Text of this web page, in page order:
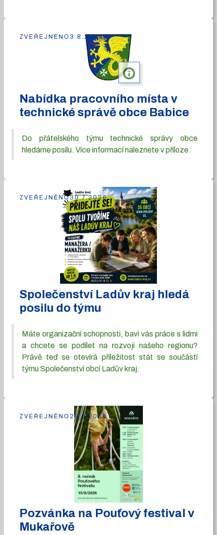
info
Nabídka pracovního místa v
technické správě obce Babice
Do přátelského týmu technické správy obce
hledáme posilu. Více informací naleznete v příloze.
ZVEŘEJNĚNO 3.8.2026
Společenství Ladův kraj hledá
posilu do týmu
Máte organizační schopnosti, baví vás práce s lidmi
a chcete se podílet na rozvoji našeho regionu?
Právě teď se otevírá příležitost stát se součástí
týmu Společenství obcí Ladův kraj.
ZVEŘEJNĚNO30.7.2026
Pozvánka na Pouťový festival v
Mukařově
ZVEŘEJNĚNO 29.7.2026